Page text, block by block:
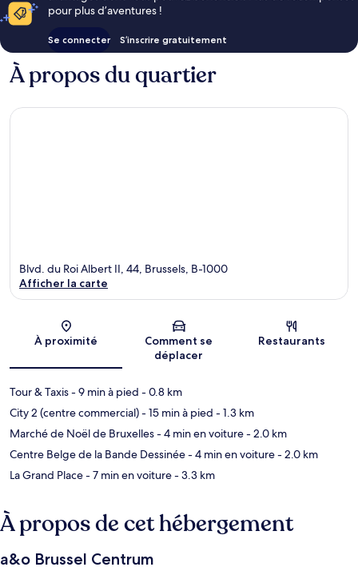
pour plus d’aventures !
Se connecter S’inscrire gratuitement
À propos du quartier
Carte
Blvd. du Roi Albert II, 44, Brussels, B-1000
Afficher la carte
À proximité
Comment se
déplacer
Restaurants
Tour & Taxis- 9 min à pied - 0.8 km
City 2 (centre commercial)- 15 min à pied - 1.3 km
Marché de Noël de Bruxelles- 4 min en voiture- 2.0 km
Centre Belge de la Bande Dessinée- 4 min en voiture- 2.0 km
La Grand Place- 7 min en voiture- 3.3 km
À propos de cet hébergement
a&o Brussel Centrum